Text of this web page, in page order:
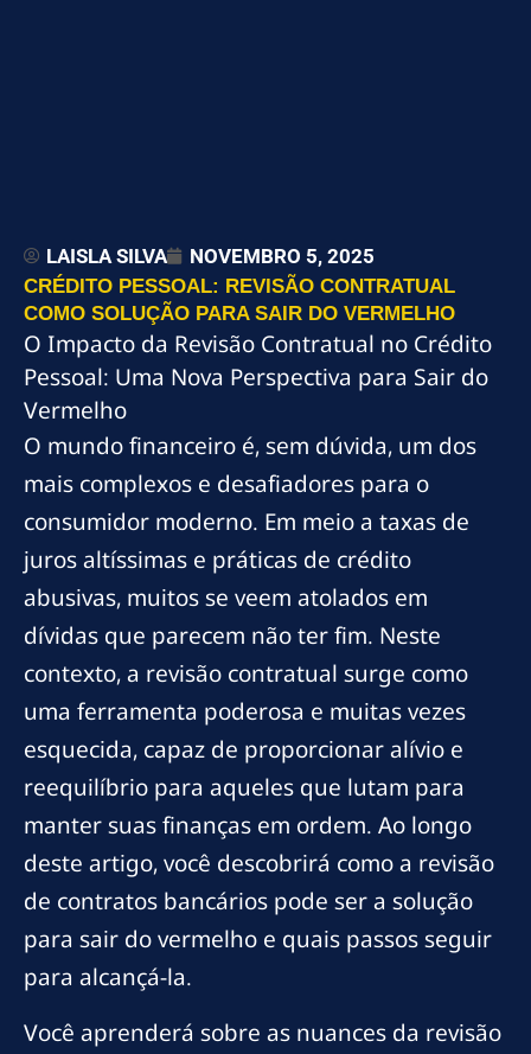
LAISLA SILVA NOVEMBRO 5, 2025
CRÉDITO PESSOAL: REVISÃO CONTRATUAL
COMO SOLUÇÃO PARA SAIR DO VERMELHO
O Impacto da Revisão Contratual no Crédito
Pessoal: Uma Nova Perspectiva para Sair do
Vermelho
O mundo financeiro é, sem dúvida, um dos
mais complexos e desafiadores para o
consumidor moderno. Em meio a taxas de
juros altíssimas e práticas de crédito
abusivas, muitos se veem atolados em
dívidas que parecem não ter fim. Neste
contexto, a revisão contratual surge como
uma ferramenta poderosa e muitas vezes
esquecida, capaz de proporcionar alívio e
reequilíbrio para aqueles que lutam para
manter suas finanças em ordem. Ao longo
deste artigo, você descobrirá como a revisão
de contratos bancários pode ser a solução
para sair do vermelho e quais passos seguir
para alcançá-la.
Você aprenderá sobre as nuances da revisão